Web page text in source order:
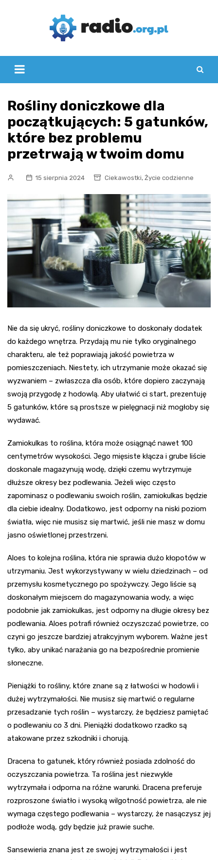
Rośliny doniczkowe dla
początkujących: 5 gatunków,
które bez problemu
przetrwają w twoim domu
15 sierpnia 2024 Ciekawostki, Życie codzienne
Nie da się ukryć, rośliny doniczkowe to doskonały dodatek
do każdego wnętrza. Przydają mu nie tylko oryginalnego
charakteru, ale też poprawiają jakość powietrza w
pomieszczeniach. Niestety, ich utrzymanie może okazać się
wyzwaniem – zwłaszcza dla osób, które dopiero zaczynają
swoją przygodę z hodowlą. Aby ułatwić ci start, prezentuję
5 gatunków, które są prostsze w pielęgnacji niż mogłoby się
wydawać.
Zamiokulkas to roślina, która może osiągnąć nawet 100
centymetrów wysokości. Jego mięsiste kłącza i grube liście
doskonale magazynują wodę, dzięki czemu wytrzymuje
dłuższe okresy bez podlewania. Jeżeli więc często
zapominasz o podlewaniu swoich roślin, zamiokulkas będzie
dla ciebie idealny. Dodatkowo, jest odporny na niski poziom
światła, więc nie musisz się martwić, jeśli nie masz w domu
jasno oświetlonej przestrzeni.
Aloes to kolejna roślina, która nie sprawia dużo kłopotów w
utrzymaniu. Jest wykorzystywany w wielu dziedzinach – od
przemysłu kosmetycznego po spożywczy. Jego liście są
doskonałym miejscem do magazynowania wody, a więc
podobnie jak zamiokulkas, jest odporny na długie okresy bez
podlewania. Aloes potrafi również oczyszczać powietrze, co
czyni go jeszcze bardziej atrakcyjnym wyborem. Ważne jest
tylko, aby unikać narażania go na bezpośrednie promienie
słoneczne.
Pieniążki to rośliny, które znane są z łatwości w hodowli i
dużej wytrzymałości. Nie musisz się martwić o regularne
przesadzanie tych roślin – wystarczy, że będziesz pamiętać
o podlewaniu co 3 dni. Pieniążki dodatkowo rzadko są
atakowane przez szkodniki i chorują.
Dracena to gatunek, który również posiada zdolność do
oczyszczania powietrza. Ta roślina jest niezwykle
wytrzymała i odporna na różne warunki. Dracena preferuje
rozproszone światło i wysoką wilgotność powietrza, ale nie
wymaga częstego podlewania – wystarczy, że nasączysz jej
podłoże wodą, gdy będzie już prawie suche.
Sansewieria znana jest ze swojej wytrzymałości i jest